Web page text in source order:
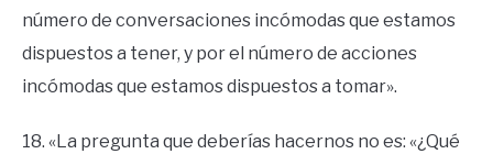
número de conversaciones incómodas que estamos
dispuestos a tener, y por el número de acciones
incómodas que estamos dispuestos a tomar».
18. «La pregunta que deberías hacernos no es: «¿Qué